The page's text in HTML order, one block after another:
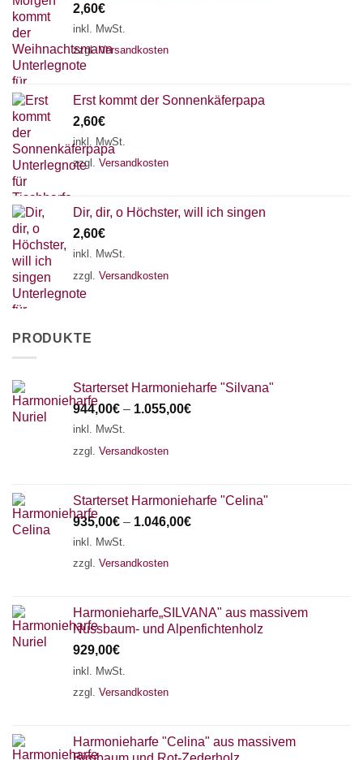
2,60€
inkl. MwSt.
zzgl.Versandkosten
Erst kommt der Sonnenkäferpapa
2,60€
inkl. MwSt.
zzgl. Versandkosten
Dir, dir, o Höchster, will ich singen
2,60€
inkl. MwSt.
zzgl. Versandkosten
PRODUKTE
Starterset Harmonieharfe "Silvana"
944,00€ – 1.055,00€
inkl. MwSt.
zzgl. Versandkosten
Starterset Harmonieharfe "Celina"
935,00€ – 1.046,00€
inkl. MwSt.
zzgl. Versandkosten
Harmonieharfe„SILVANA" aus massivem
Nussbaum- und Alpenfichtenholz
929,00€
inkl. MwSt.
zzgl. Versandkosten
Harmonieharfe "Celina" aus massivem